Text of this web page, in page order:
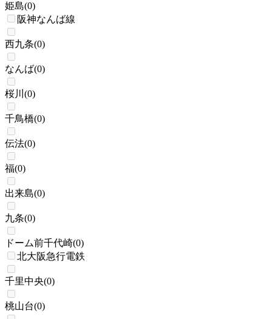
姫島(0)
阪神なんば線
西九条(0)
なんば(0)
桜川 (0)
千鳥橋(0)
伝法(0)
福(0)
出来島(0)
九条(0)
ドーム前千代崎(0)
北大阪急行電鉄
千里中央(0)
桃山台(0)